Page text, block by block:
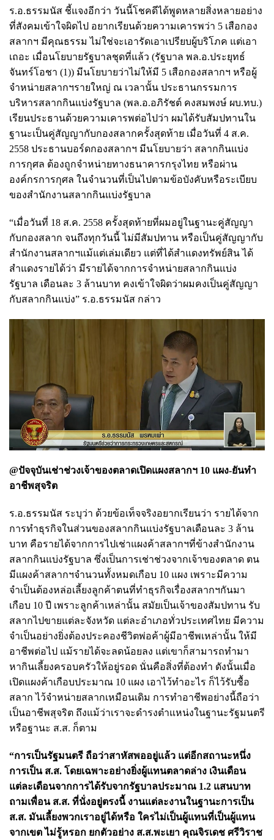
ร.อ.ธรรมนัส ชี้แจงอีกว่า วันนี้โชคดีได้พูดหลายสิ่งหลายอย่าง
ที่สังคมเข้าใจผิดไป อยากเรียนด้วยความเคารพว่า 5 เสือกอง
สลากฯ มีคุณธรรม ไม่ใช่จะเอารัดเอาเปรียบผู้บริโภค แต่เอา
เถอะ เมื่อนโยบายรัฐบาลชุดที่แล้ว (รัฐบาล พล.อ.ประยุทธ์
จันทร์โอชา (1)) มีนโยบายว่าไม่ให้มี 5 เสือกองสลากฯ หรือผู้
จำหน่ายสลากฯรายใหญ่ ณ เวลานั้น ประธานกรรมการ
บริหารสลากกินแบ่งรัฐบาล (พล.อ.อภิรัชต์ คงสมพงษ์ ผบ.ทบ.)
เรียนประธานด้วยความเคารพต่อไปว่า ผมได้รับสัมปทานใน
ฐานะเป็นคู่สัญญากับกองสลากครั้งสุดท้าย เมื่อวันที่ 4 ส.ค.
2558 ประธานบอร์ดกองสลากฯ มีนโยบายว่า สลากกินแบ่ง
การกุศล ต้องถูกจำหน่ายทางธนาคารกรุงไทย หรือผ่าน
องค์กรการกุศล ในจำนวนที่เป็นไปตามข้อบังคับหรือระเบียบ
ของสำนักงานสลากกินแบ่งรัฐบาล
“เมื่อวันที่ 18 ส.ค. 2558 ครั้งสุดท้ายที่ผมอยู่ในฐานะคู่สัญญา
กับกองสลาก จนถึงทุกวันนี้ ไม่มีสัมปทาน หรือเป็นคู่สัญญากับ
สำนักงานสลากฯแม้แต่เล่มเดียว แต่ที่ได้สำแดงทรัพย์สิน ได้
สำแดงรายได้ว่า มีรายได้จากการจำหน่ายสลากกินแบ่ง
รัฐบาล เดือนละ 3 ล้านบาท คงเข้าใจผิดว่าผมคงเป็นคู่สัญญา
กับสลากกินแบ่ง” ร.อ.ธรรมนัส กล่าว
@ปัจจุบันเช่าช่วงเจ้าของตลาดเปิดแผงสลากฯ 10 แผง-ยันทำ
อาชีพสุจริต
ร.อ.ธรรมนัส ระบุว่า ด้วยข้อเท็จจริงอยากเรียนว่า รายได้จาก
การทำธุรกิจในส่วนของสลากกินแบ่งรัฐบาลเดือนละ 3 ล้าน
บาท คือรายได้จากการไปเช่าแผงค้าสลากฯที่ข้างสำนักงาน
สลากกินแบ่งรัฐบาล ซึ่งเป็นการเช่าช่วงจากเจ้าของตลาด ตน
มีแผงค้าสลากฯจำนวนทั้งหมดเกือบ 10 แผง เพราะมีความ
จำเป็นต้องหล่อเลี้ยงลูกค้าตนที่ทำธุรกิจเรื่องสลากฯกันมา
เกือบ 10 ปี เพราะลูกค้าเหล่านั้น สมัยเป็นเจ้าของสัมปทาน รับ
สลากไปขายแต่ละจังหวัด แต่ละอำเภอทั่วประเทศไทย มีความ
จำเป็นอย่างยิ่งต้องประคองชีวิตพ่อค้าผู้มีอาชีพเหล่านั้น ให้มี
อาชีพต่อไป แม้รายได้จะลดน้อยลง แต่เขาก็สามารถทำมา
หากินเลี้ยงครอบครัวให้อยู่รอด นั่นคือสิ่งที่ต้องทำ ดังนั้นเมื่อ
เปิดแผงค้าเกือบประมาณ 10 แผง เอาไว้ทำอะไร ก็ไว้รับซื้อ
สลาก ไว้จำหน่ายสลากเหมือนเดิม การทำอาชีพอย่างนี้ถือว่า
เป็นอาชีพสุจริต ถึงแม้ว่าเราจะดำรงตำแหน่งในฐานะรัฐมนตรี
หรือฐานะ ส.ส. ก็ตาม
“การเป็นรัฐมนตรี ถือว่าสาหัสพออยู่แล้ว แต่อีกสถานะหนึ่ง
การเป็น ส.ส. โดยเฉพาะอย่างยิ่งผู้แทนตลาดล่าง เงินเดือน
แต่ละเดือนจากการได้รับจากรัฐบาลประมาณ 1.2 แสนบาท
ถามเพื่อน ส.ส. ที่นั่งอยู่ตรงนี้ งานแต่ละงานในฐานะการเป็น
ส.ส. มันเลี้ยงพวกเราอยู่ได้หรือ ใครไม่เป็นผู้แทนที่เป็นผู้แทน
จากเขต ไม่รู้หรอก ยกตัวอย่าง ส.ส.พะเยา คุณจิรเดช ศรีวิราช